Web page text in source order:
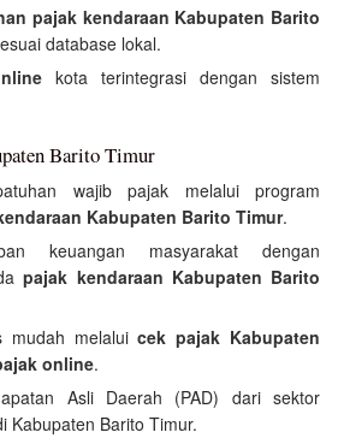
pajak kendaraan Kabupaten Barito
database lokal.
kota terintegrasi dengan sistem
Barito Timur
wajib pajak melalui program
Kabupaten Barito Timur.
keuangan masyarakat dengan
pajak kendaraan Kabupaten Barito
mudah melaluicek pajak Kabupaten
online.
Asli Daerah (PAD) dari sektor
Kabupaten Barito Timur.